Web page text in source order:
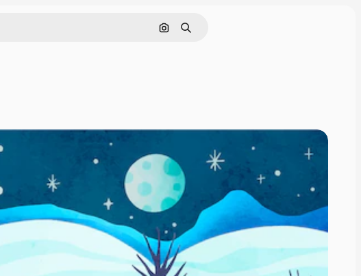
Pesquisar por imagem
Buscar